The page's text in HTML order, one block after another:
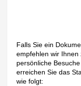
Falls Sie ein
empfehlen wir
persönliche
erreichen Sie das
wie folgt: